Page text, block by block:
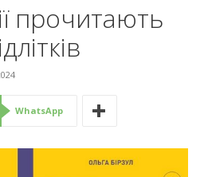
прочитають
WhatsApp